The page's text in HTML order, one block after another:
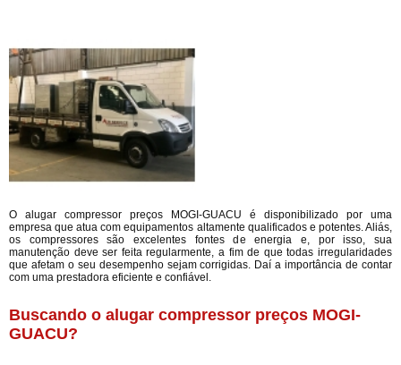
O alugar compressor preços MOGI-GUACU é disponibilizado por uma
empresa que atua com equipamentos altamente qualificados e potentes. Aliás,
os compressores são excelentes fontes de energia e, por isso, sua
manutenção deve ser feita regularmente, a fim de que todas irregularidades
que afetam o seu desempenho sejam corrigidas. Daí a importância de contar
com uma prestadora eficiente e confiável.
Buscando o alugar compressor preços MOGI-
GUACU?